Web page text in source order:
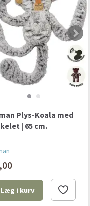
Plys-Koala med
| 65 cm.
Læg i kurv